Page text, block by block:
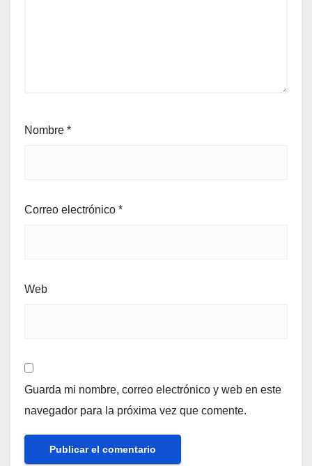
Nombre *
Correo electrónico *
Web
Guarda mi nombre, correo electrónico y web en este
navegador para la próxima vez que comente.